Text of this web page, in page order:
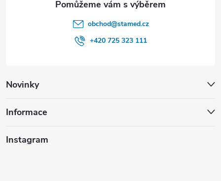
Novinky
Informace
Instagram
obchod@stamed.cz
+420 725 323 111